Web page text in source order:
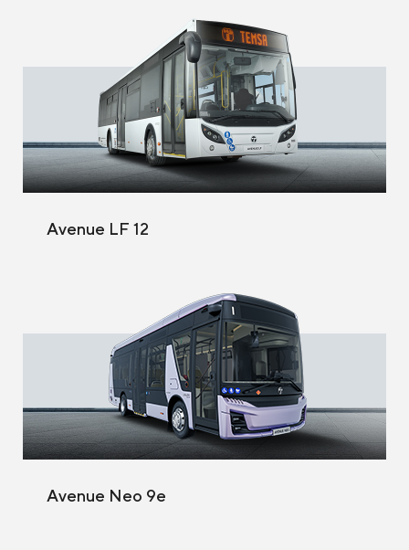
Avenue LF 12
Avenue Neo 9e